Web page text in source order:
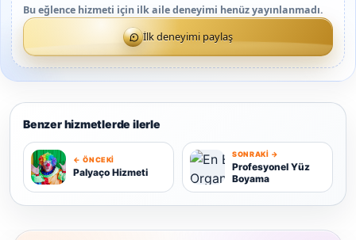
Bu eğlence hizmeti için ilk aile deneyimi henüz yayınlanmadı.
İlk deneyimi paylaş
Benzer hizmetlerde ilerle
P ← ÖNCEKI
Palyaço Hizmeti
P
SONRAKI →
Profesyonel Yüz
Boyama